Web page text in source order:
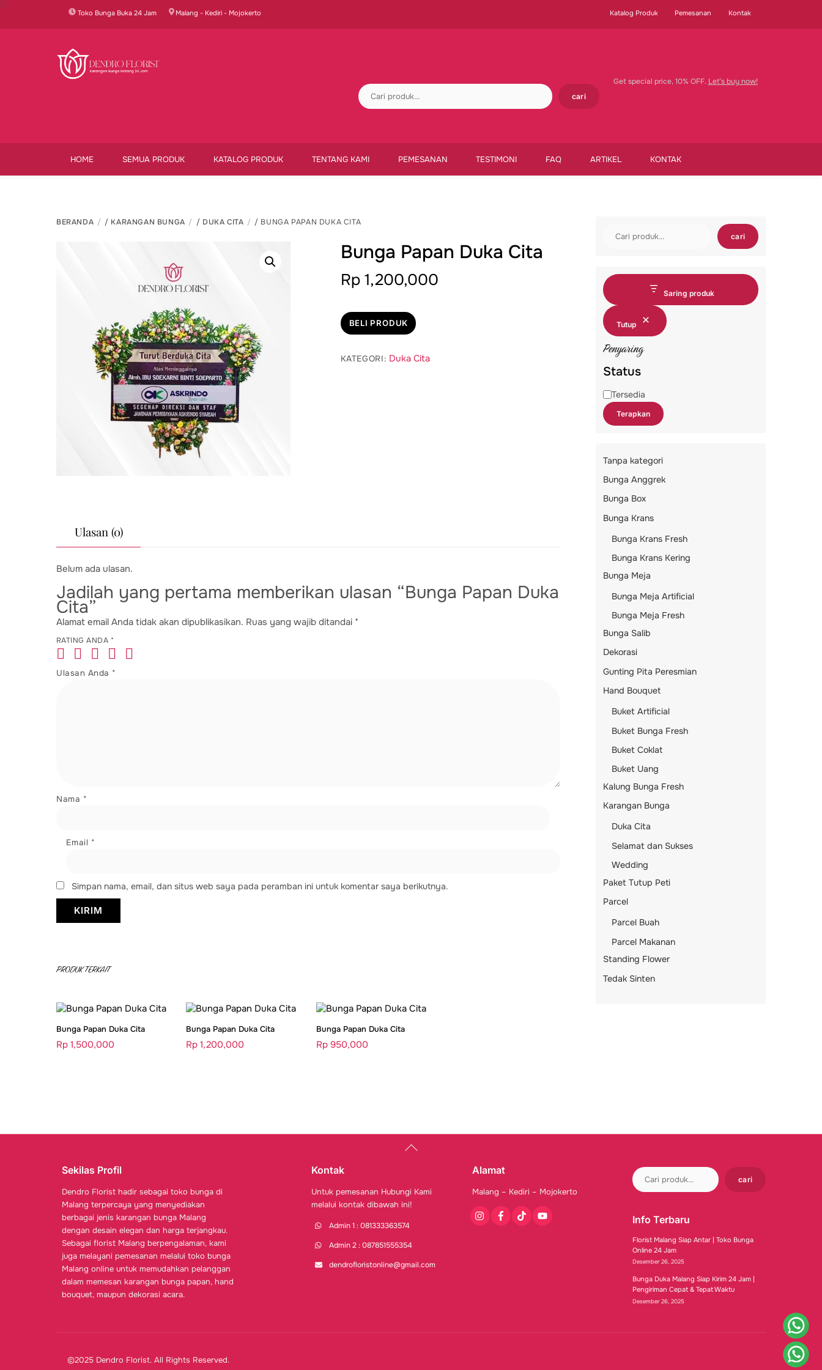
Toko Bunga Buka 24 Jam Malang - Kediri - Mojokerto Katalog Produk Pemesanan Kontak
HOME SEMUA PRODUK KATALOG PRODUK TENTANG KAMI PEMESANAN TESTIMONI FAQ ARTIKEL KONTAK
cari
Get special price, 10% OFF. Let’s buy now!
BERANDA / KARANGAN BUNGA / DUKA CITA / BUNGA PAPAN DUKA CITA
Bunga Papan Duka Cita
Rp 1,200,000
BELI PRODUK
KATEGORI: Duka Cita
Ulasan (0)
Belum ada ulasan.
Jadilah yang pertama memberikan ulasan “Bunga Papan Duka
Cita”
Alamat email Anda tidak akan dipublikasikan. Ruas yang wajib ditandai *
RATING ANDA *
Ulasan Anda *
Nama *
Email *
Simpan nama, email, dan situs web saya pada peramban ini untuk komentar saya berikutnya.
PRODUK TERKAIT
Bunga Papan Duka Cita
Rp 1,500,000
Bunga Papan Duka Cita
Rp 1,200,000
Bunga Papan Duka Cita
Rp950,000
cari
Saring produk
Tutup
Penyaring
Status
Status
Tersedia
Terapkan
Tanpa kategori
Bunga Anggrek
Bunga Box
Bunga Krans
Bunga Krans Fresh
Bunga Krans Kering
Bunga Meja
Bunga Meja Artificial
Bunga Meja Fresh
Bunga Salib
Dekorasi
Gunting Pita Peresmian
Hand Bouquet
Buket Artificial
Buket Bunga Fresh
Buket Coklat
Buket Uang
Kalung Bunga Fresh
Karangan Bunga
Duka Cita
Selamat dan Sukses
Wedding
Paket Tutup Peti
Parcel
Parcel Buah
Parcel Makanan
Standing Flower
Tedak Sinten
Back
Sekilas Profil
Dendro Florist hadir sebagai toko bunga di
Malang terpercaya yang menyediakan
berbagai jenis karangan bunga Malang
dengan desain elegan dan harga terjangkau.
Sebagai florist Malang berpengalaman, kami
juga melayani pemesanan melalui toko bunga
Malang online untuk memudahkan pelanggan
dalam memesan karangan bunga papan, hand
bouquet, maupun dekorasi acara.
Kontak
Untuk pemesanan Hubungi Kami
melalui kontak dibawah ini!
Admin 1 : 081333363574
Admin 2 : 087851555354
dendrofloristonline@gmail.com
Alamat
Malang – Kediri – Mojokerto
InstagramFacebookTiktokYoutube
cari
Info Terbaru
Florist Malang Siap Antar | Toko Bunga
Online 24 Jam
Desember 26, 2025
Bunga Duka Malang Siap Kirim 24 Jam |
Pengiriman Cepat & Tepat Waktu
Desember 26, 2025
©2025 Dendro Florist. All Rights Reserved.